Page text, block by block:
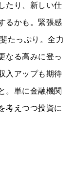
たり、新しい仕
るかも。緊張感
たっぷり。全力
なる高みに登っ
入アップも期待
。単に金融機関
考えつつ投資に